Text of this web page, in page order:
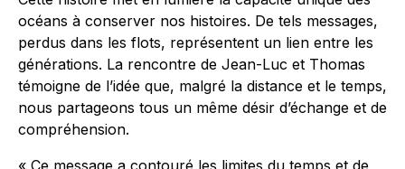
océans à conserver nos histoires. De tels messages,
perdus dans les flots, représentent un lien entre les
générations. La rencontre de Jean-Luc et Thomas
témoigne de l’idée que, malgré la distance et le temps,
nous partageons tous un même désir d’échange et de
compréhension.